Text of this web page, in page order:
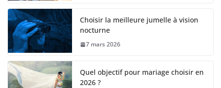
Choisir la meilleure jumelle à vision
nocturne
7 mars 2026
Quel objectif pour mariage choisir en
2026 ?